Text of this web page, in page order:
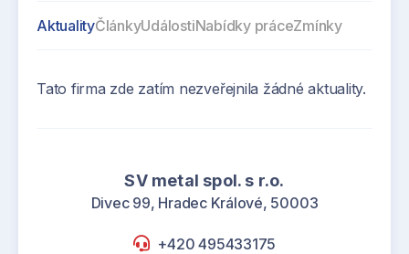
AktualityČlánkyUdálostiNabídky práceZmínky
Tato firma zde zatím nezveřejnila žádné aktuality.
SV metal spol. s r.o.
Divec 99, Hradec Králové, 50003
+420 495433175